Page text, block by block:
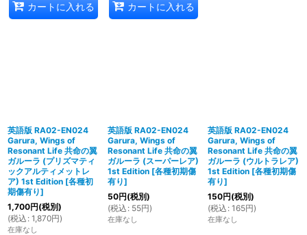
カートに入れる カートに入れる
英語版 RA02-EN024
Garura, Wings of
Resonant Life 共命の翼
ガルーラ (プリズマティ
ックアルティメットレ
ア) 1st Edition [各種初
期傷有り]
1,700円(税別)
(税込 : 1,870円)
在庫なし
英語版 RA02-EN024
Garura, Wings of
Resonant Life 共命の翼
ガルーラ (スーパーレア)
1st Edition [各種初期傷
有り]
50円(税別)
(税込 : 55円)
在庫なし
英語版 RA02-EN024
Garura, Wings of
Resonant Life 共命の翼
ガルーラ (ウルトラレア)
1st Edition [各種初期傷
有り]
150円(税別)
(税込 : 165円)
在庫なし